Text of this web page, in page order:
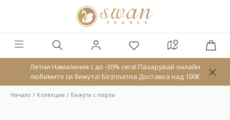
Летни Намаления с до -30% сега! Пазарувай онлайн
любимите си бижута! Безплатна Доставка над 100€
Начало Колекции Бижута с перли